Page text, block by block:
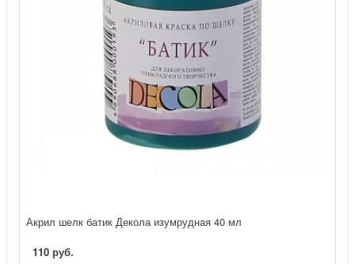
Акрил шелк батик Декола изумрудная 40 мл
110 руб.